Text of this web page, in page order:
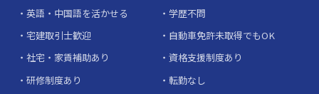
英語・中国語を活かせる
学歴不問
宅建取引士歓迎
自動車免許未取得でもOK
社宅・家賃補助あり
資格支援制度あり
研修制度あり
転勤なし